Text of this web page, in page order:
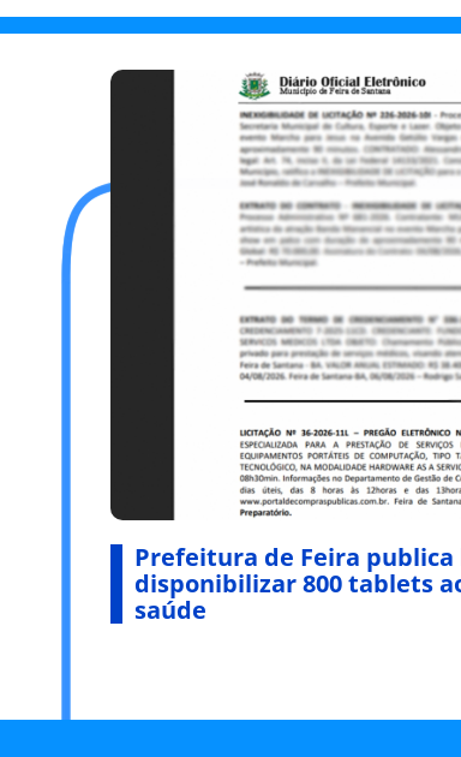
Prefeitura de Feira
disponibilizar 800 tablets
saúde